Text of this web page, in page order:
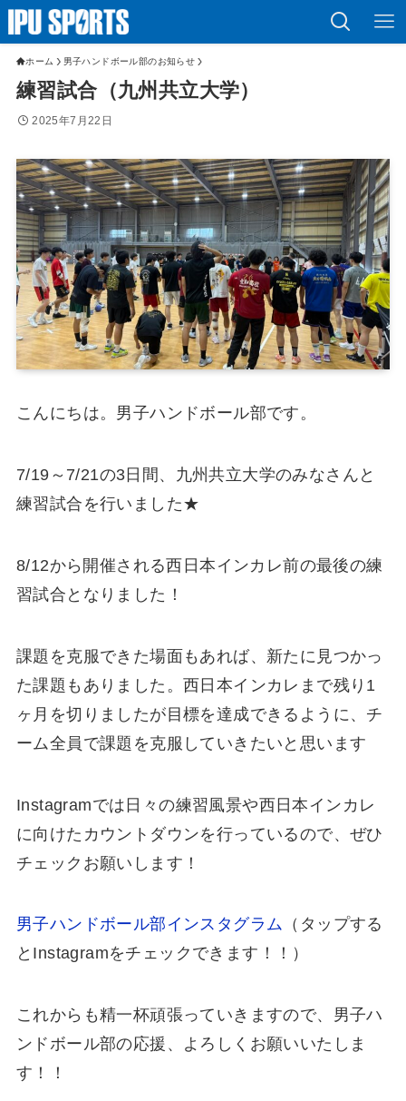
ホーム 男子ハンドボール部のお知らせ
練習試合（九州共立大学）
2025年7月22日
こんにちは。男子ハンドボール部です。
7/19～7/21の3日間、九州共立大学のみなさんと
練習試合を行いました★
8/12から開催される西日本インカレ前の最後の練
習試合となりました！
課題を克服できた場面もあれば、新たに見つかっ
た課題もありました。西日本インカレまで残り1
ヶ月を切りましたが目標を達成できるように、チ
ーム全員で課題を克服していきたいと思います
Instagramでは日々の練習風景や西日本インカレ
に向けたカウントダウンを行っているので、ぜひ
チェックお願いします！
男子ハンドボール部インスタグラム （タップする
とInstagramをチェックできます！！）
これからも精一杯頑張っていきますので、男子ハ
ンドボール部の応援、よろしくお願いいたしま
す！！